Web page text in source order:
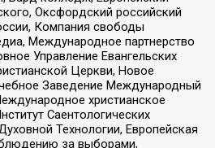
Оксфордский российский
Компания свободы
Международное партнерство
Управление Евангельских
Церкви, Новое
Заведение Международный
христианское
Саентологических
Технологии, Европейская
за выборами,